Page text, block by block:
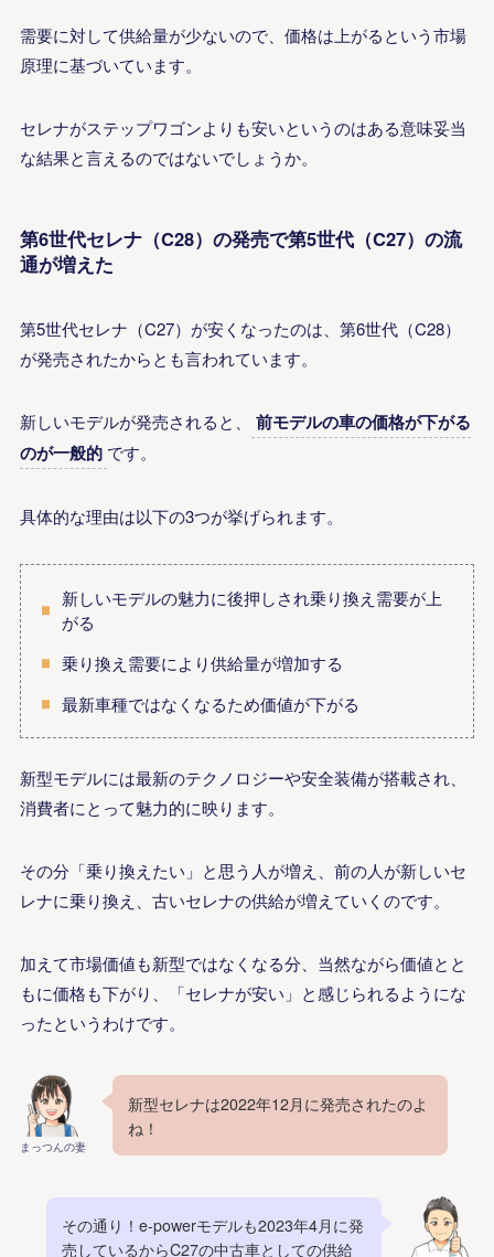
需要に対して供給量が少ないので、価格は上がるという市場
原理に基づいています。
セレナがステップワゴンよりも安いというのはある意味妥当
な結果と言えるのではないでしょうか。
第6世代セレナ（C28）の発売で第5世代（C27）の流
通が増えた
第5世代セレナ（C27）が安くなったのは、第6世代（C28）
が発売されたからとも言われています。
新しいモデルが発売されると、
前モデルの車の価格が下がる
のが一般的 です。
具体的な理由は以下の3つが挙げられます。
新しいモデルの魅力に後押しされ乗り換え需要が上
がる
乗り換え需要により供給量が増加する
最新車種ではなくなるため価値が下がる
新型モデルには最新のテクノロジーや安全装備が搭載され、
消費者にとって魅力的に映ります。
その分「乗り換えたい」と思う人が増え、前の人が新しいセ
レナに乗り換え、古いセレナの供給が増えていくのです。
加えて市場価値も新型ではなくなる分、当然ながら価値とと
もに価格も下がり、「セレナが安い」と感じられるようにな
ったというわけです。
まっつんの妻
新型セレナは2022年12月に発売されたのよ
ね！
その通り！e-powerモデルも2023年4月に発
売しているからC27の中古車としての供給